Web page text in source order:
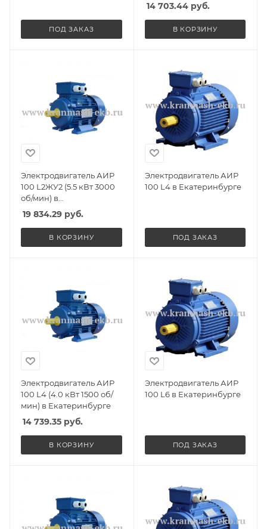
ПОД ЗАКАЗ
14 703.44руб.
В КОРЗИНУ
Электродвигатель АИР
100 L2ЖУ2 (5.5 кВт 3000
об/мин) в
Екатеринбурге
19 834.29 руб.
В КОРЗИНУ
Электродвигатель АИР
100 L4 в Екатеринбурге
ПОД ЗАКАЗ
Электродвигатель АИР
100 L4 (4.0 кВт 1500 об/
мин) в Екатеринбурге
14 739.35 руб.
В КОРЗИНУ
Электродвигатель АИР
100 L6 в Екатеринбурге
ПОД ЗАКАЗ